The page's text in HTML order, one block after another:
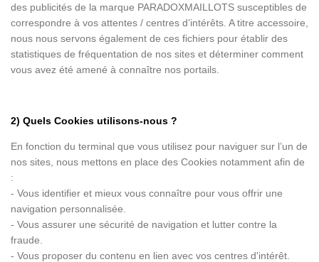
des publicités de la marque PARADOXMAILLOTS susceptibles de
correspondre à vos attentes / centres d’intérêts. A titre accessoire,
nous nous servons également de ces fichiers pour établir des
statistiques de fréquentation de nos sites et déterminer comment
vous avez été amené à connaître nos portails.
2) Quels Cookies utilisons-nous ?
En fonction du terminal que vous utilisez pour naviguer sur l’un de
nos sites, nous mettons en place des Cookies notamment afin de
:
- Vous identifier et mieux vous connaître pour vous offrir une
navigation personnalisée.
- Vous assurer une sécurité de navigation et lutter contre la
fraude.
- Vous proposer du contenu en lien avec vos centres d'intérêt.